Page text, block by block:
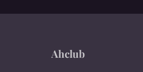
Ahclub